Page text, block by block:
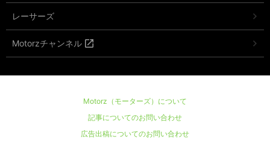
レーサーズ
Motorzチャンネル
Motorz（モーターズ）について
記事についてのお問い合わせ
広告出稿についてのお問い合わせ